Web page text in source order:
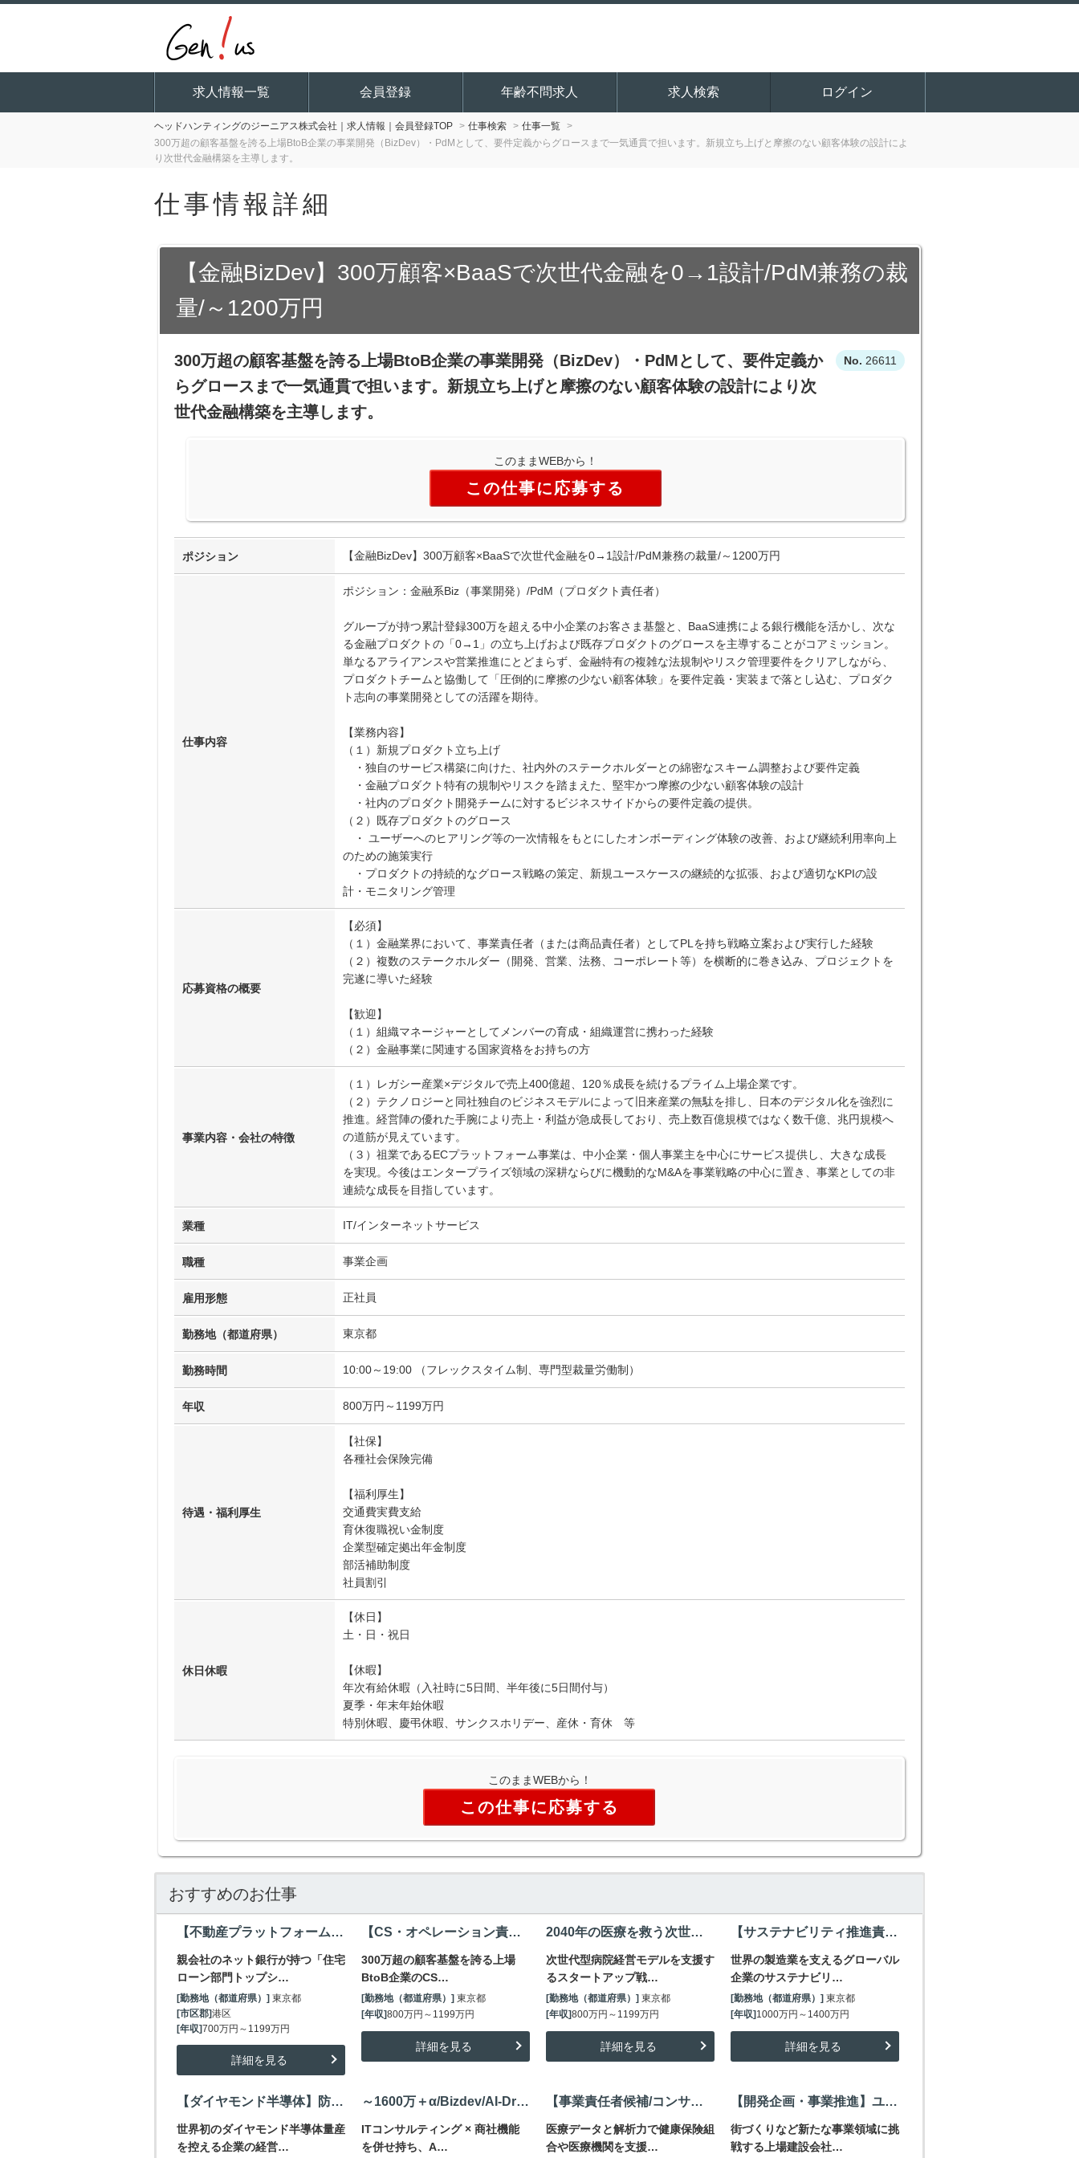
求人情報一覧 会員登録 年齢不問求人 求人検索 ログイン
ヘッドハンティングのジーニアス株式会社｜求人情報｜会員登録TOP 仕事検索
仕事一覧
300万超の顧客基盤を誇る上場BtoB企業の事業開発（BizDev）・PdMとして、要件定義からグロースまで一気通貫で担います。新規立ち上げと摩擦のない顧客体験の設計によ
り次世代金融構築を主導します。
仕事情報詳細
【金融BizDev】300万顧客×BaaSで次世代金融を0→1設計/PdM兼務の裁
量/～1200万円
26611
300万超の顧客基盤を誇る上場BtoB企業の事業開発（BizDev）・PdMとして、要件定義か
らグロースまで一気通貫で担います。新規立ち上げと摩擦のない顧客体験の設計により次
世代金融構築を主導します。
このままWEBから！
この仕事に応募する
ポジション 【金融BizDev】300万顧客×BaaSで次世代金融を0→1設計/PdM兼務の裁量/～1200万円
仕事内容
ポジション：金融系Biz（事業開発）/PdM（プロダクト責任者）
グループが持つ累計登録300万を超える中小企業のお客さま基盤と、BaaS連携による銀行機能を活かし、次な
る金融プロダクトの「0→1」の立ち上げおよび既存プロダクトのグロースを主導することがコアミッション。
単なるアライアンスや営業推進にとどまらず、金融特有の複雑な法規制やリスク管理要件をクリアしながら、
プロダクトチームと協働して「圧倒的に摩擦の少ない顧客体験」を要件定義・実装まで落とし込む、プロダク
ト志向の事業開発としての活躍を期待。
【業務内容】
（１）新規プロダクト立ち上げ
・独自のサービス構築に向けた、社内外のステークホルダーとの綿密なスキーム調整および要件定義
・金融プロダクト特有の規制やリスクを踏まえた、堅牢かつ摩擦の少ない顧客体験の設計
・社内のプロダクト開発チームに対するビジネスサイドからの要件定義の提供。
（２）既存プロダクトのグロース
・ ユーザーへのヒアリング等の一次情報をもとにしたオンボーディング体験の改善、および継続利用率向上
のための施策実行
・プロダクトの持続的なグロース戦略の策定、新規ユースケースの継続的な拡張、および適切なKPIの設
計・モニタリング管理
応募資格の概要
【必須】
（１）金融業界において、事業責任者（または商品責任者）としてPLを持ち戦略立案および実行した経験
（２）複数のステークホルダー（開発、営業、法務、コーポレート等）を横断的に巻き込み、プロジェクトを
完遂に導いた経験
【歓迎】
（１）組織マネージャーとしてメンバーの育成・組織運営に携わった経験
（２）金融事業に関連する国家資格をお持ちの方
事業内容・会社の特徴
（１）レガシー産業×デジタルで売上400億超、120％成長を続けるプライム上場企業です。
（２）テクノロジーと同社独自のビジネスモデルによって旧来産業の無駄を排し、日本のデジタル化を強烈に
推進。経営陣の優れた手腕により売上・利益が急成長しており、売上数百億規模ではなく数千億、兆円規模へ
の道筋が見えています。
（３）祖業であるECプラットフォーム事業は、中小企業・個人事業主を中心にサービス提供し、大きな成長
を実現。今後はエンタープライズ領域の深耕ならびに機動的なM&Aを事業戦略の中心に置き、事業としての非
連続な成長を目指しています。
業種 IT/インターネットサービス
職種 事業企画
雇用形態 正社員
勤務地（都道府県） 東京都
勤務時間 10:00～19:00 （フレックスタイム制、専門型裁量労働制）
年収 800万円～1199万円
待遇・福利厚生
【社保】
各種社会保険完備
【福利厚生】
交通費実費支給
育休復職祝い金制度
企業型確定拠出年金制度
部活補助制度
社員割引
休日休暇
【休日】
土・日・祝日
【休暇】
年次有給休暇（入社時に5日間、半年後に5日間付与）
夏季・年末年始休暇
特別休暇、慶弔休暇、サンクスホリデー、産休・育休 等
このままWEBから！
この仕事に応募する
おすすめのお仕事
【不動産プラットフォーム事業立ち上げ・企画】東証上場ネット銀行子会社ベンチャー/～1200万
親会社のネット銀行が持つ「住宅
ローン部門トップシ…
[勤務地（都道府県）] 東京都
[市区郡]港区
[年収]700万円～1199万円
詳細を見る
【CS・オペレーション責任者】金融×テックで0→1の仕組み構築/顧客基盤300万超/年収～1200万
300万超の顧客基盤を誇る上場
BtoB企業のCS…
[勤務地（都道府県）] 東京都
[年収]800万円～1199万円
詳細を見る
2040年の医療を救う次世代型病院経営モデルの支援／CEO直下戦略企画室／年収800～1200万円
次世代型病院経営モデルを支援す
るスタートアップ戦…
[勤務地（都道府県）] 東京都
[年収]800万円～1199万円
詳細を見る
【サステナビリティ推進責任者候補】世界の製造業を支えるグローバル企業/ESG戦略を牽引/～1400万
世界の製造業を支えるグローバル
企業のサステナビリ…
[勤務地（都道府県）] 東京都
[年収] 1000万円～1400万円
詳細を見る
【ダイヤモンド半導体】防衛渉外ビズデブ（～1300万）GaN比通信出力5倍の破壊的技術で新規需要創造
世界初のダイヤモンド半導体量産
を控える企業の経営…
～1600万＋α/Bizdev/AI-Driven Enterprise IT Enablement
ITコンサルティング × 商社機能
を併せ持ち、A…
【事業責任者候補/コンサル出者】医療ビッグデータのトップカンバニー/新規事業創出/～3000万円
医療データと解析力で健康保険組
合や医療機関を支援…
【開発企画・事業推進】ユニークな事業モデルで高収益を実現し不動産事業に挑戦する上場企業/～1300万
街づくりなど新たな事業領域に挑
戦する上場建設会社…